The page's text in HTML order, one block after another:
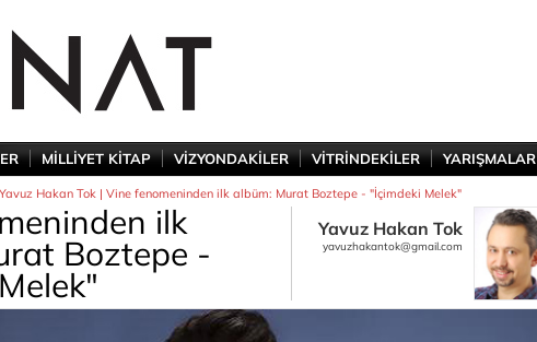
MİLLİYET KİTAP VİZYONDAKİLER VİTRİNDEKİLER YARIŞMALAR
Hakan Tok | Vine fenomeninden ilk albüm: Murat Boztepe - "İçimdeki Melek"
ilk
Boztepe -
Yavuz Hakan Tok
yavuzhakantok@gmail.com